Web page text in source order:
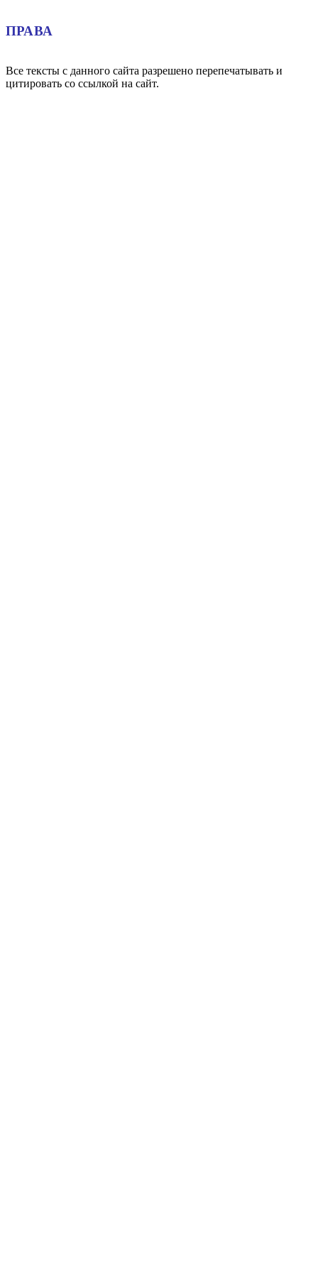
ПРАВА
Все тексты с данного сайта разрешено перепечатывать и
цитировать со ссылкой на сайт.